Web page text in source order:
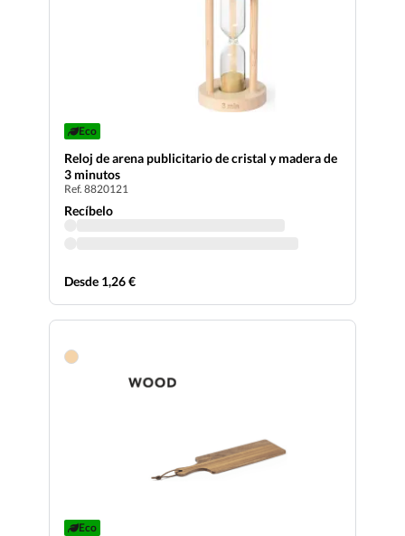
Eco
Reloj de arena publicitario de cristal y madera de
3 minutos
Ref. 8820121
Recíbelo
Desde 1,26 €
Eco